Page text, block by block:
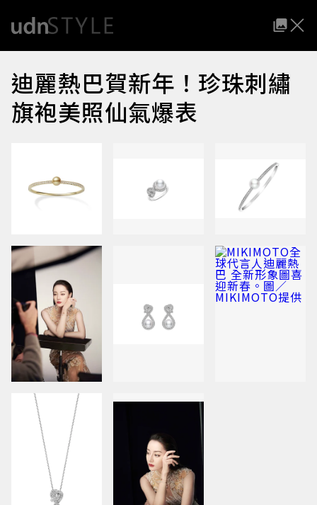
迪麗熱巴賀新年！珍珠刺繡
旗袍美照仙氣爆表